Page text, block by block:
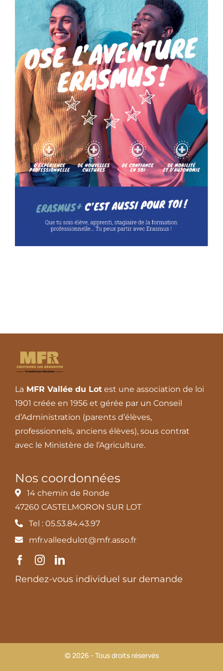
Contact
La MFR Vallée du Lotest une association de loi
1901 créée en 1956 et gérée par un Conseil
d’Administration (parents d’élèves,
professionnels, anciens élèves), sous contrat
avec le Ministère de l’Agriculture.
Nos coordonnées
14 chemin de Ronde
47260 CASTELMORON SUR LOT
Tel : 05.53.84.43.97
mfr.valleedulot@mfr.asso.fr
Rendez-vous individuel sur demande
© 2026 - Tous droits réservés